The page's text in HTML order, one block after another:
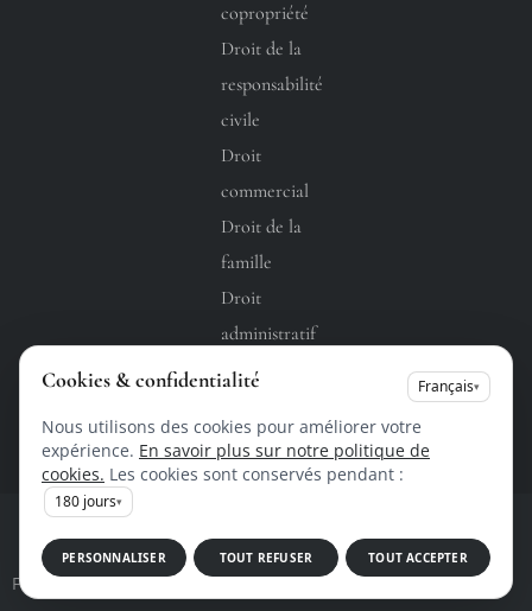
copropriété
Droit de la
responsabilité
civile
Droit
commercial
Droit de la
famille
Droit
administratif
Droit du
Copyright @ 2026 • Tous droits réservés • Design by
Flux RSS Fiche d'établissement Google
Cookies & confidentialité Français▾
Nous utilisons des cookies pour améliorer votre
expérience. En savoir plus sur notre politique de
cookies. Les cookies sont conservés pendant :
180 jours▾
PERSONNALISER TOUT REFUSER TOUT ACCEPTER